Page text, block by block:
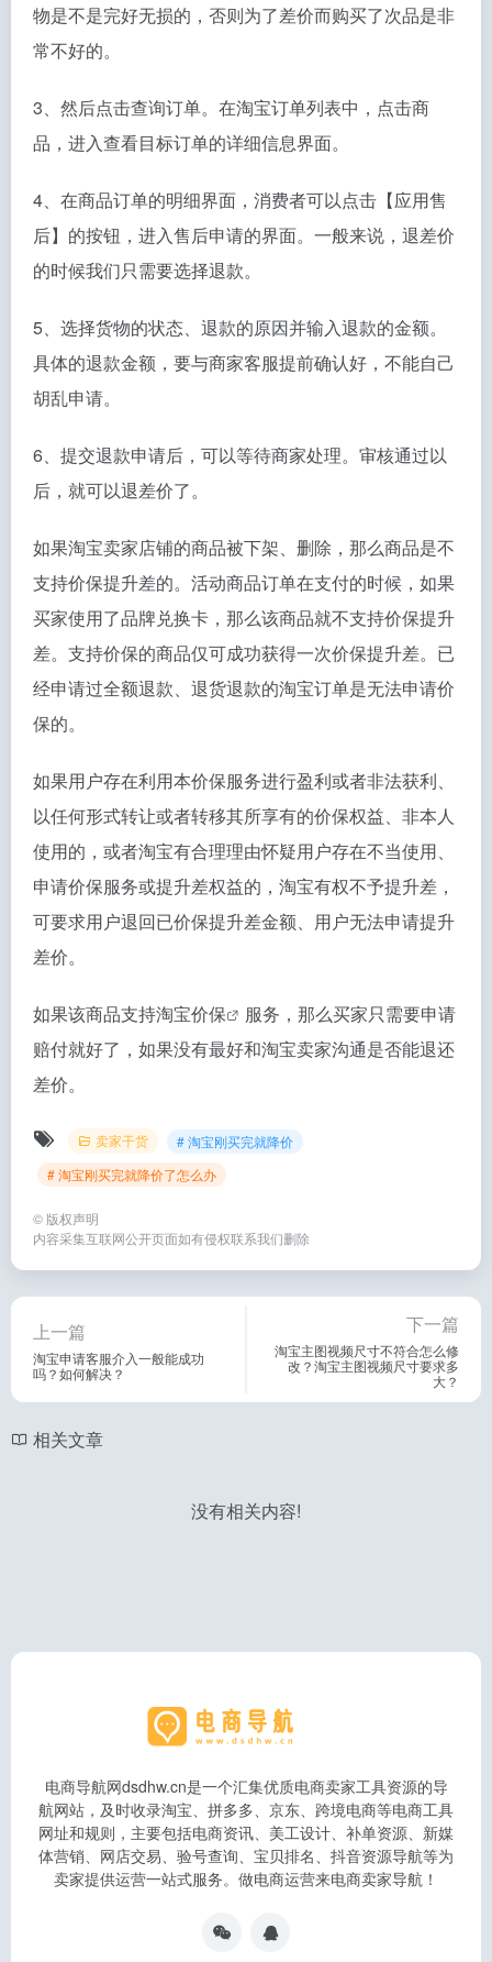
物是不是完好无损的，否则为了差价而购买了次品是非
常不好的。
3、然后点击查询订单。在淘宝订单列表中，点击商
品，进入查看目标订单的详细信息界面。
4、在商品订单的明细界面，消费者可以点击【应用售
后】的按钮，进入售后申请的界面。一般来说，退差价
的时候我们只需要选择退款。
5、选择货物的状态、退款的原因并输入退款的金额。
具体的退款金额，要与商家客服提前确认好，不能自己
胡乱申请。
6、提交退款申请后，可以等待商家处理。审核通过以
后，就可以退差价了。
如果淘宝卖家店铺的商品被下架、删除，那么商品是不
支持价保提升差的。活动商品订单在支付的时候，如果
买家使用了品牌兑换卡，那么该商品就不支持价保提升
差。支持价保的商品仅可成功获得一次价保提升差。已
经申请过全额退款、退货退款的淘宝订单是无法申请价
保的。
如果用户存在利用本价保服务进行盈利或者非法获利、
以任何形式转让或者转移其所享有的价保权益、非本人
使用的，或者淘宝有合理理由怀疑用户存在不当使用、
申请价保服务或提升差权益的，淘宝有权不予提升差，
可要求用户退回已价保提升差金额、用户无法申请提升
差价。
如果该商品支持淘宝价保
服务，那么买家只需要申请
赔付就好了，如果没有最好和淘宝卖家沟通是否能退还
差价。
卖家干货
# 淘宝刚买完就降价
# 淘宝刚买完就降价了怎么办
© 版权声明
内容采集互联网公开页面如有侵权联系我们删除
上一篇
淘宝申请客服介入一般能成功
吗？如何解决？
下一篇
淘宝主图视频尺寸不符合怎么修
改？淘宝主图视频尺寸要求多
大？
相关文章
没有相关内容!
电商导航网dsdhw.cn是一个汇集优质电商卖家工具资源的导
航网站，及时收录淘宝、拼多多、京东、跨境电商等电商工具
网址和规则，主要包括电商资讯、美工设计、补单资源、新媒
体营销、网店交易、验号查询、宝贝排名、抖音资源导航等为
卖家提供运营一站式服务。做电商运营来电商卖家导航！